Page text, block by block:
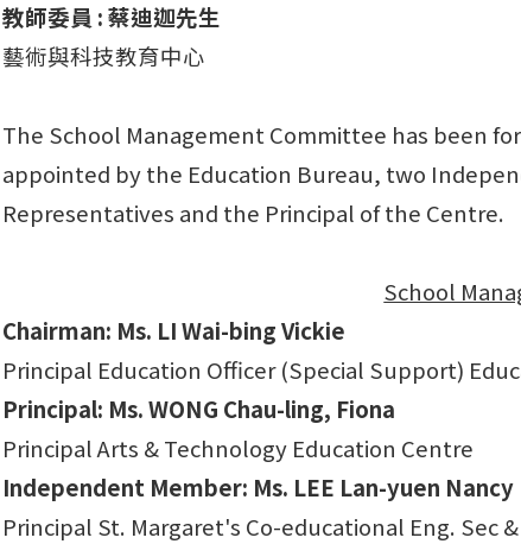
教師委員 : 蔡迪迦先生
藝術與科技教育中心
The School Management Committee has been
appointed by the Education Bureau, two
Representatives and the Principal of the Centre.
School
Chairman: Ms. LI Wai-bing Vickie
Principal Education Officer (Special Support)
Principal: Ms. WONG Chau-ling, Fiona
Principal Arts & Technology Education Centre
Independent Member: Ms. LEE Lan-yuen Nancy
Principal St. Margaret's Co-educational Eng. Sec